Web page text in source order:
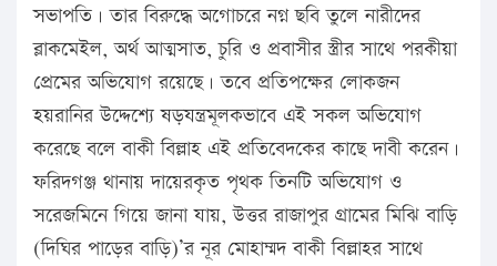
সভাপতি। তার বিরুদ্ধে অগোচরে নগ্ন ছবি তুলে নারীদের
ব্লাকমেইল, অর্থ আত্মসাত, চুরি ও প্রবাসীর স্ত্রীর সাথে পরকীয়া
প্রেমের অভিযোগ রয়েছে। তবে প্রতিপক্ষের লোকজন
হয়রানির উদ্দেশ্যে ষড়যন্ত্রমূলকভাবে এই সকল অভিযোগ
করেছে বলে বাকী বিল্লাহ এই প্রতিবেদকের কাছে দাবী করেন।
ফরিদগঞ্জ থানায় দায়েরকৃত পৃথক তিনটি অভিযোগ ও
সরেজমিনে গিয়ে জানা যায়, উত্তর রাজাপুর গ্রামের মিঝি বাড়ি
(দিঘির পাড়ের বাড়ি)’র নূর মোহাম্মদ বাকী বিল্লাহর সাথে